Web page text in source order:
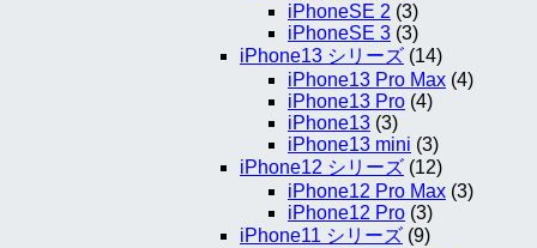
iPhoneSE 2 (3)
iPhoneSE 3 (3)
iPhone13 シリーズ (14)
iPhone13 Pro Max (4)
iPhone13 Pro (4)
iPhone13 (3)
iPhone13 mini (3)
iPhone12 シリーズ (12)
iPhone12 Pro Max (3)
iPhone12 Pro (3)
iPhone11 シリーズ (9)